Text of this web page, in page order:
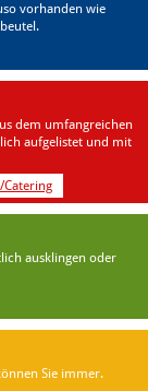
vorhanden wie
dem umfangreichen
aufgelistet und mit
Catering
ausklingen oder
Sie immer.